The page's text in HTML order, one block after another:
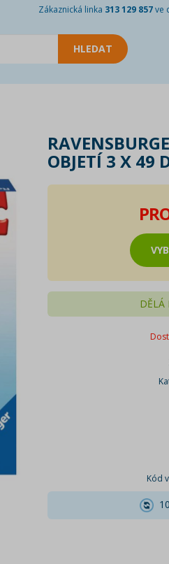
Zákaznická linka 313 129 857ve
OBJETÍ 3 X 49
DĚLÁ
Kód